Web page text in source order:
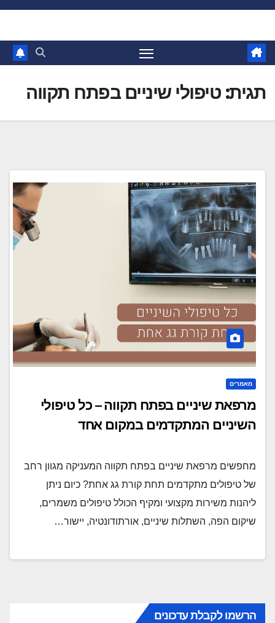
Skip
content
תגית: טיפולי שיניים בפתח תקווה
מאמרים
מרפאת שיניים בפתח תקווה – כל טיפולי
השיניים המתקדמים במקום אחד
מחפשים מרפאת שיניים בפתח תקווה המעניקה מגוון רחב
של טיפולים מתקדמים תחת קורת גג אחת? כיום ניתן
ליהנות משירות מקצועי ומקיף הכולל טיפולים משמרים,
שיקום הפה, השתלות שיניים, אורתודונטיה, יישור…
הרשמו לקבלת עדכונים